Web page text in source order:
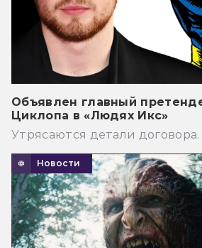
Объявлен главный
Циклопа в «Людях Икс»
Утрясаются детали договора.
Новости